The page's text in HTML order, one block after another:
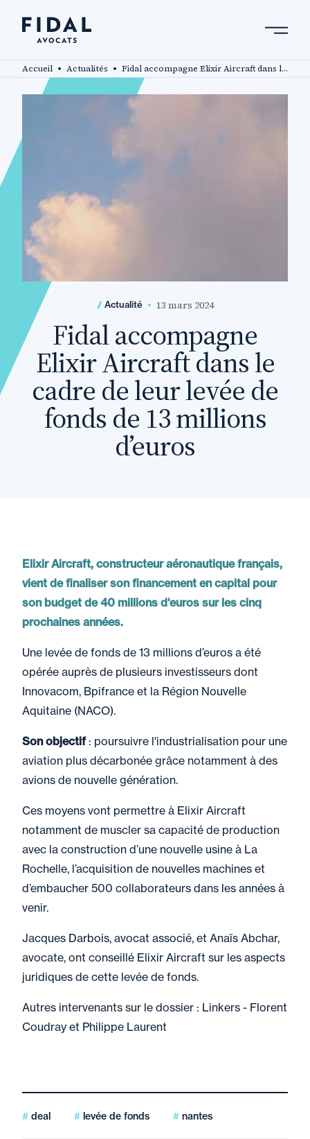
contenu
principal
Accueil Actualités Fidal accompagne Elixir Aircraft dans le cadre de leur levée de fonds de 13 millions d’euros
Actualité 13 mars 2024
Fidal accompagne
Elixir Aircraft dans le
cadre de leur levée de
fonds de 13 millions
d’euros
Elixir Aircraft, constructeur aéronautique français,
vient de finaliser son financement en capital pour
son budget de 40 millions d'euros sur les cinq
prochaines années.
Une levée de fonds de 13 millions d’euros a été
opérée auprès de plusieurs investisseurs dont
Innovacom, Bpifrance et la Région Nouvelle
Aquitaine (NACO).
Son objectif: poursuivre l'industrialisation pour une
aviation plus décarbonée grâce notamment à des
avions de nouvelle génération.
Ces moyens vont permettre à Elixir Aircraft
notamment de muscler sa capacité de production
avec la construction d’une nouvelle usine à La
Rochelle, l’acquisition de nouvelles machines et
d’embaucher 500 collaborateurs dans les années à
venir.
Jacques Darbois, avocat associé, et Anaïs Abchar,
avocate, ont conseillé Elixir Aircraft sur les aspects
juridiques de cette levée de fonds.
Autres intervenants sur le dossier : Linkers - Florent
Coudray et Philippe Laurent
deal levée de fonds nantes